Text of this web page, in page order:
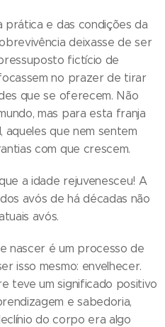
prática e das condições da
deixasse de ser
fictício de
no prazer de tirar
que se oferecem. Não
mas para esta franja
que nem sentem
com que crescem.
a idade rejuvenesceu! A
avós de há décadas não
avós.
nascer é um processo de
isso mesmo: envelhecer.
teve um significado positivo
e sabedoria,
do corpo era algo